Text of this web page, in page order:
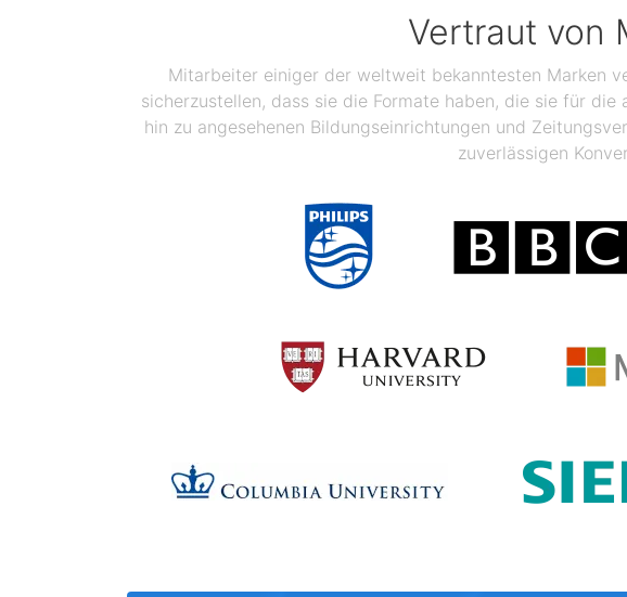
Vertraut von
Mitarbeiter einiger der weltweit bekanntesten Marken
sicherzustellen, dass sie die Formate haben, die sie für
hin zu angesehenen Bildungseinrichtungen und
zuverlässigen